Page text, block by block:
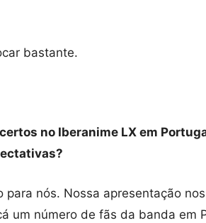
bastante.
no Iberanime LX em
para nós. Nossa apresentação
um número de fãs da banda em